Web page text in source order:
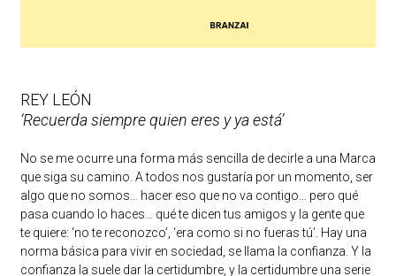
REY LEÓN
‘Recuerda siempre quien eres y ya está’
No se me ocurre una forma más sencilla de decirle a una Marca
que siga su camino. A todos nos gustaría por un momento, ser
algo que no somos… hacer eso que no va contigo… pero qué
pasa cuando lo haces… qué te dicen tus amigos y la gente que
te quiere: ‘no te reconozco’, ‘era como si no fueras tú’. Hay una
norma básica para vivir en sociedad, se llama la confianza. Y la
confianza la suele dar la certidumbre, y la certidumbre una serie